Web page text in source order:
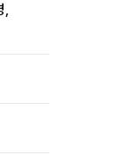
,